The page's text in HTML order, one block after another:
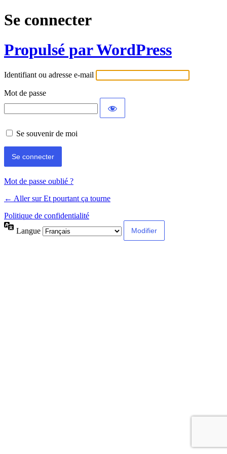
Se connecter
Propulsé par WordPress
Identifiant ou adresse e-mail
Mot de passe
Se souvenir de moi
Mot de passe oublié ?
← Aller sur Et pourtant ça tourne
Politique de confidentialité
Langue